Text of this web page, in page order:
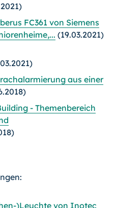
FC361 von Siemens
(19.03.2021)
aus einer
- Themenbereich
)Leuchte von Inotec